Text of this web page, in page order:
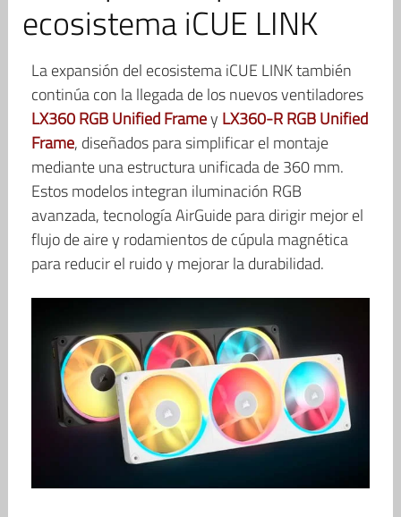
ecosistema iCUE LINK
La expansión del ecosistema iCUE LINK también
continúa con la llegada de los nuevos ventiladores
LX360 RGB Unified Framey LX360-R RGB Unified
Frame, diseñados para simplificar el montaje
mediante una estructura unificada de 360 mm.
Estos modelos integran iluminación RGB
avanzada, tecnología AirGuide para dirigir mejor el
flujo de aire y rodamientos de cúpula magnética
para reducir el ruido y mejorar la durabilidad.